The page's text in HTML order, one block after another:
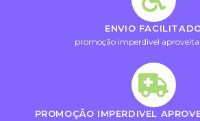
ENVIO
promoção imperdivel
PROMOÇÃO IMPERDIVEL